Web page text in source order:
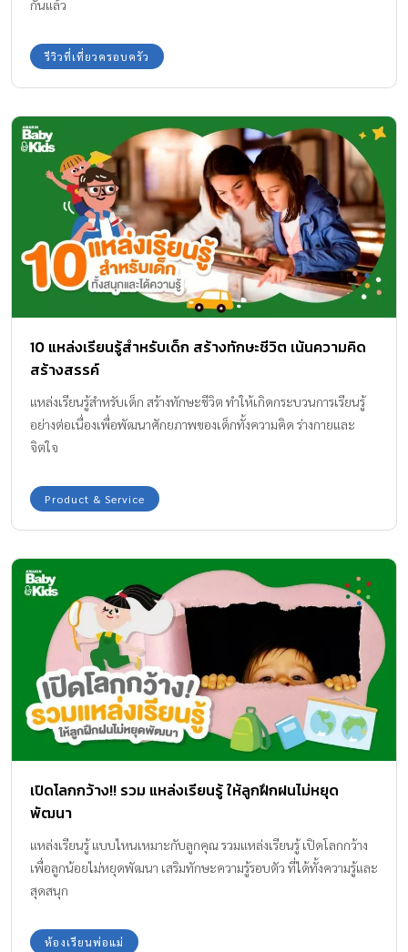
กันแล้ว
รีวิวที่เที่ยวครอบครัว
10 แหล่งเรียนรู้สำหรับเด็ก สร้างทักษะชีวิต เน้นความคิด
สร้างสรรค์
แหล่งเรียนรู้สำหรับเด็ก สร้างทักษะชีวิต ทำให้เกิดกระบวนการเรียนรู้
อย่างต่อเนื่องเพื่อพัฒนาศักยภาพของเด็กทั้งความคิด ร่างกายและ
จิตใจ
Product & Service
เปิดโลกกว้าง!! รวม แหล่งเรียนรู้ ให้ลูกฝึกฝนไม่หยุด
พัฒนา
แหล่งเรียนรู้ แบบไหนเหมาะกับลูกคุณ รวมแหล่งเรียนรู้ เปิดโลกกว้าง
เพื่อลูกน้อยไม่หยุดพัฒนา เสริมทักษะความรู้รอบตัว ที่ได้ทั้งความรู้และ
สุดสนุก
ห้องเรียนพ่อแม่